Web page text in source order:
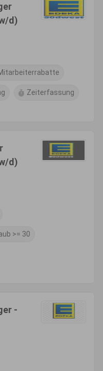
d)
Zeiterfassung
d)
>= 30
-